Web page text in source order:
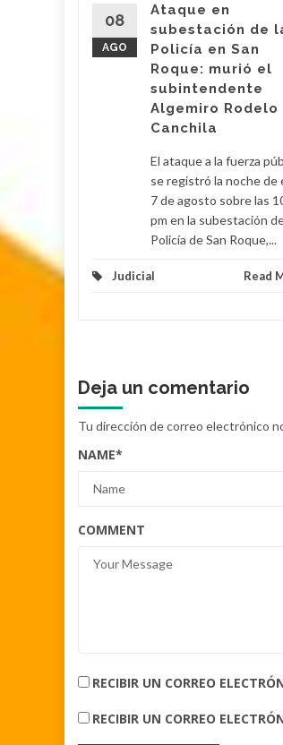
08
AGO
Ataque en
subestación de
Policía en San
Roque: murió el
subintendente
Algemiro Rodelo
Canchila
El ataque a la fuerza
se registró la noche de
7 de agosto sobre las
pm en la subestación
Policía de San Roque,...
Judicial Read
Deja un comentario
Tu dirección de correo electrónico
NAME*
COMMENT
RECIBIR UN CORREO
RECIBIR UN CORREO